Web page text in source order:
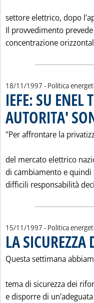
settore elettrico, dopo
Il provvedimento
concentrazione
18/11/1997 - Politica
IEFE: SU ENEL
AUTORITA'
"Per affrontare la
del mercato elettrico
di cambiamento e quindi
difficili responsabilità
15/11/1997 - Politica
LA
Questa settimana
tema di sicurezza dei
e disporre di